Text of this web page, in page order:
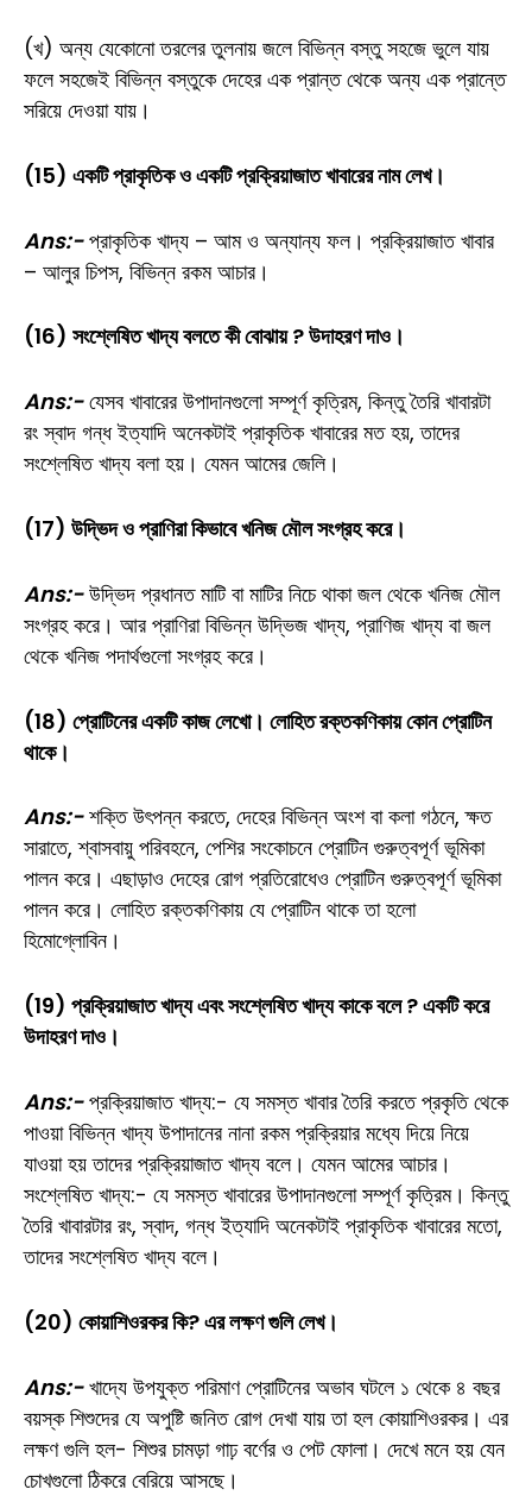
(খ) অন্য যেকোনো তরলের তুলনায় জলে বিভিন্ন বস্তু সহজে ভুলে যায়
ফলে সহজেই বিভিন্ন বস্তুকে দেহের এক প্রান্ত থেকে অন্য এক প্রান্তে
সরিয়ে দেওয়া যায়।
(15) একটি প্রাকৃতিক ও একটি প্রক্রিয়াজাত খাবারের নাম লেখ।
Ans:-প্রাকৃতিক খাদ্য – আম ও অন্যান্য ফল। প্রক্রিয়াজাত খাবার
– আলুর চিপস, বিভিন্ন রকম আচার।
(16) সংশ্লেষিত খাদ্য বলতে কী বোঝায় ? উদাহরণ দাও।
Ans:-যেসব খাবারের উপাদানগুলো সম্পূর্ণ কৃত্রিম, কিন্তু তৈরি খাবারটা
রং স্বাদ গন্ধ ইত্যাদি অনেকটাই প্রাকৃতিক খাবারের মত হয়, তাদের
সংশ্লেষিত খাদ্য বলা হয়। যেমন আমের জেলি।
(17) উদ্ভিদ ও প্রাণিরা কিভাবে খনিজ মৌল সংগ্রহ করে।
Ans:-উদ্ভিদ প্রধানত মাটি বা মাটির নিচে থাকা জল থেকে খনিজ মৌল
সংগ্রহ করে। আর প্রাণিরা বিভিন্ন উদ্ভিজ খাদ্য, প্রাণিজ খাদ্য বা জল
থেকে খনিজ পদার্থগুলো সংগ্রহ করে।
(18) প্রোটিনের একটি কাজ লেখো। লোহিত রক্তকণিকায় কোন প্রোটিন
থাকে।
Ans:-শক্তি উৎপন্ন করতে, দেহের বিভিন্ন অংশ বা কলা গঠনে, ক্ষত
সারাতে, শ্বাসবায়ু পরিবহনে, পেশির সংকোচনে প্রোটিন গুরুত্বপূর্ণ ভূমিকা
পালন করে। এছাড়াও দেহের রোগ প্রতিরোধেও প্রোটিন গুরুত্বপূর্ণ ভূমিকা
পালন করে। লোহিত রক্তকণিকায় যে প্রোটিন থাকে তা হলো
হিমোগ্লোবিন।
(19) প্রক্রিয়াজাত খাদ্য এবং সংশ্লেষিত খাদ্য কাকে বলে ? একটি করে
উদাহরণ দাও।
Ans:-প্রক্রিয়াজাত খাদ্য:- যে সমস্ত খাবার তৈরি করতে প্রকৃতি থেকে
পাওয়া বিভিন্ন খাদ্য উপাদানের নানা রকম প্রক্রিয়ার মধ্যে দিয়ে নিয়ে
যাওয়া হয় তাদের প্রক্রিয়াজাত খাদ্য বলে। যেমন আমের আচার।
সংশ্লেষিত খাদ্য:- যে সমস্ত খাবারের উপাদানগুলো সম্পূর্ণ কৃত্রিম। কিন্তু
তৈরি খাবারটার রং, স্বাদ, গন্ধ ইত্যাদি অনেকটাই প্রাকৃতিক খাবারের মতো,
তাদের সংশ্লেষিত খাদ্য বলে।
(20) কোয়াশিওরকর কি? এর লক্ষণ গুলি লেখ।
Ans:-খাদ্যে উপযুক্ত পরিমাণ প্রোটিনের অভাব ঘটলে ১ থেকে ৪ বছর
বয়স্ক শিশুদের যে অপুষ্টি জনিত রোগ দেখা যায় তা হল কোয়াশিওরকর। এর
লক্ষণ গুলি হল- শিশুর চামড়া গাঢ় বর্ণের ও পেট ফোলা। দেখে মনে হয় যেন
চোখগুলো ঠিকরে বেরিয়ে আসছে।